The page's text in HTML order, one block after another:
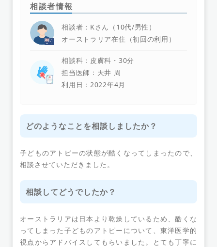
相談者情報
相談者：Kさん（10代/男性）
オーストラリア在住（初回の利用）
相談科：皮膚科・30分
担当医師：天井 周
利用日：2022年4月
どのようなことを相談しましたか？
子どものアトピーの状態が酷くなってしまったので、
相談させていただきました。
相談してどうでしたか？
オーストラリアは日本より乾燥しているため、酷くな
ってしまった子どものアトピーについて、東洋医学的
視点からアドバイスしてもらいました。とても丁寧に